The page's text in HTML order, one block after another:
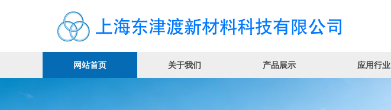
网站首页 关于我们 产品展示 应用行业